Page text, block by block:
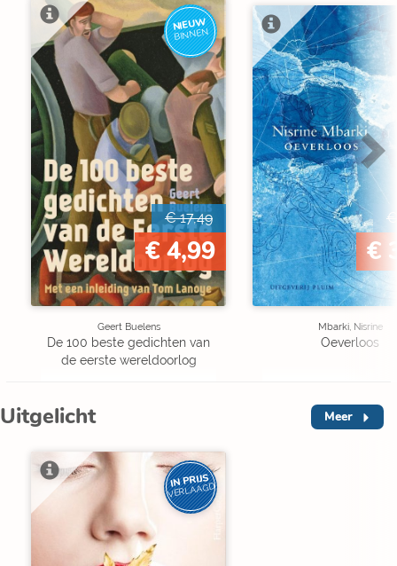
NIEUW
BINNEN
€ 17,49
€ 4,99
Geert Buelens
De 100 beste gedichten van
de eerste wereldoorlog
€
Mbarki, Nisrine
Oeverloos
Uitgelicht Meer
IN PRIJS
VERLAAGD